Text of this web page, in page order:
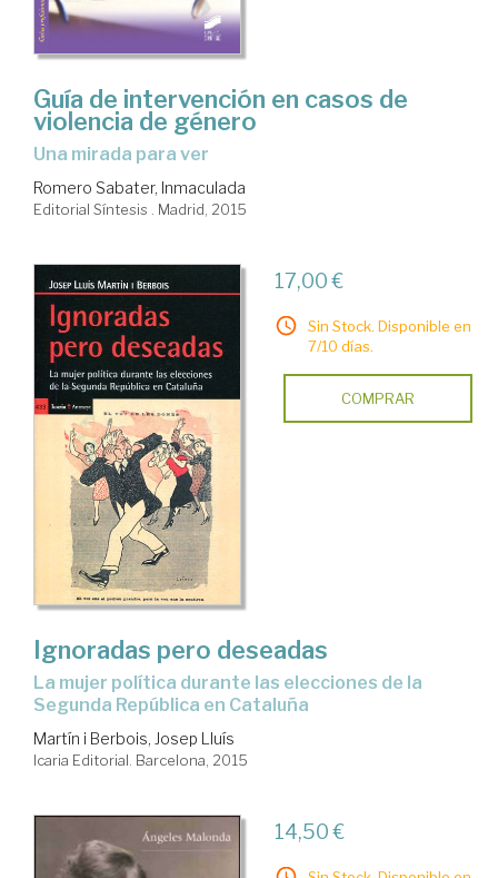
Guía de intervención en casos de
violencia de género
una mirada para ver
Romero Sabater, Inmaculada
Editorial Síntesis . Madrid, 2015
17,00 €
Sin Stock. Disponible en
7/10 días.
COMPRAR
Ignoradas pero deseadas
la mujer política durante las elecciones de la
Segunda República en Cataluña
Martín i Berbois, Josep Lluís
Icaria Editorial. Barcelona, 2015
14,50 €